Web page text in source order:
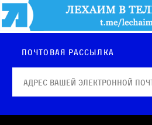
Почтовая рассылка